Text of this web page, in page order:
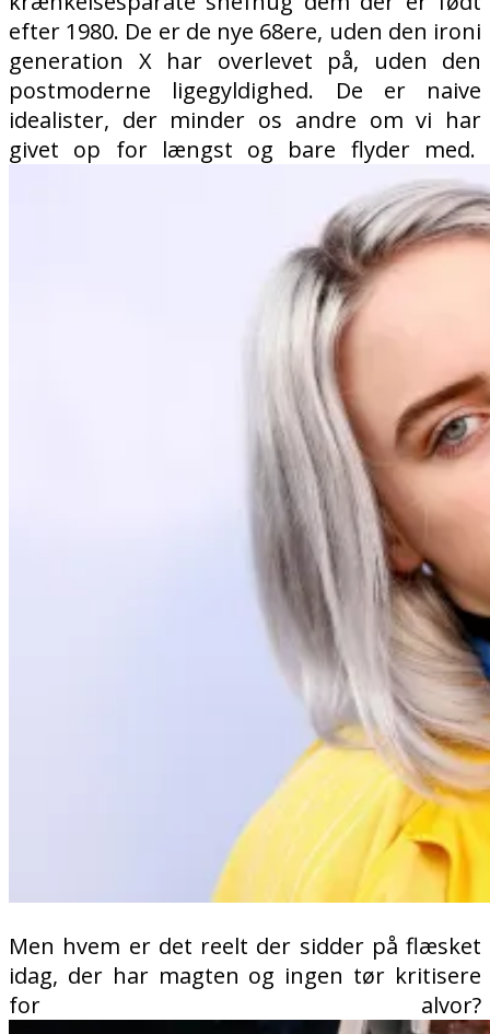
efter 1980. De er de nye 68ere, uden den ironi
generation X har overlevet på, uden den
postmoderne ligegyldighed. De er naive
idealister, der minder os andre om vi har
givet op for længst og bare flyder med.
Men hvem er det reelt der sidder på flæsket
idag, der har magten og ingen tør kritisere
for alvor?